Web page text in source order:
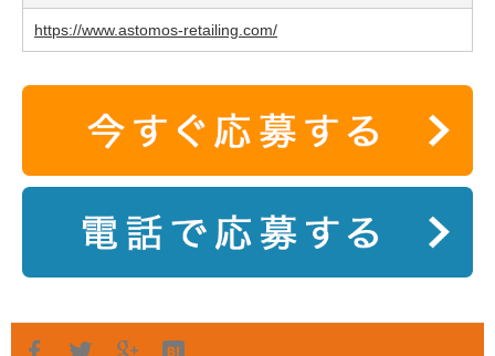
https://www.astomos-retailing.com/